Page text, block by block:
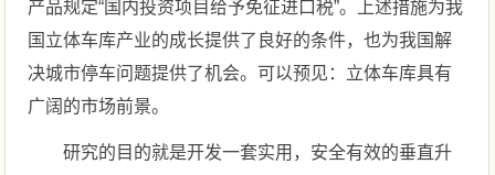
产品规定“国内投资项目给予免征进口税”。上述措施为我
国立体车库产业的成长提供了良好的条件，也为我国解
决城市停车问题提供了机会。可以预见：立体车库具有
广阔的市场前景。
研究的目的就是开发一套实用，安全有效的垂直升